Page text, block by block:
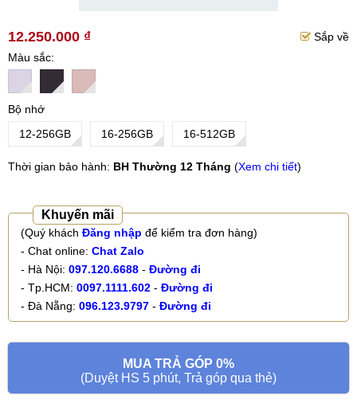
12.250.000 ₫
Sắp về
Màu sắc
Bộ nhớ
12-256GB
16-256GB 16-512GB
Thời gian bảo hành: BH Thường 12 Tháng (Xem chi tiết)
Khuyến mãi
(Quý khách Đăng nhập để kiểm tra đơn hàng)
- Chat online: Chat Zalo
- Hà Nội: 097.120.6688 - Đường đi
- Tp.HCM: 0097.1111.602 - Đường đi
- Đà Nẵng: 096.123.9797 - Đường đi
MUA TRẢ GÓP 0%
(Duyệt HS 5 phút, Trả góp qua thẻ)